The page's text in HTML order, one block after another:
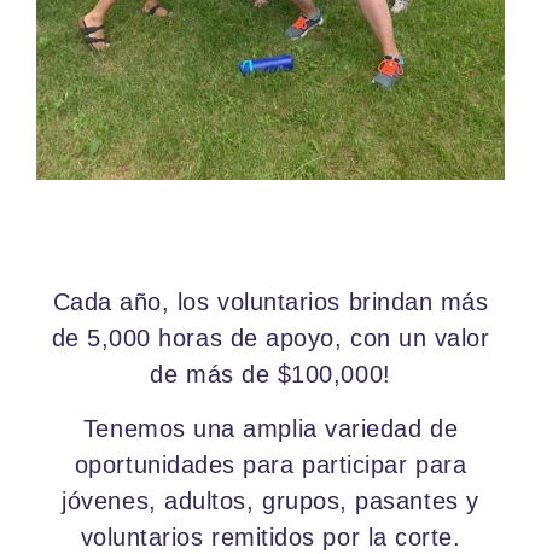
Cada año, los voluntarios brindan más
de 5,000 horas de apoyo, con un valor
de más de $100,000!
Tenemos una amplia variedad de
oportunidades para participar para
jóvenes, adultos, grupos, pasantes y
voluntarios remitidos por la corte.